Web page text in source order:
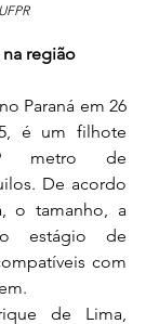
região
Paraná em 26
é um filhote
metro de
De acordo
o tamanho, a
estágio de
com
de Lima,